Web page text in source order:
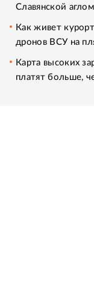
Славянской
Как живет
дронов ВСУ на
Карта высоких
платят больше,